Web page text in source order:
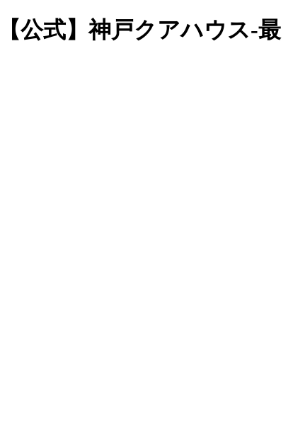
公式】神戸クアハウス-最